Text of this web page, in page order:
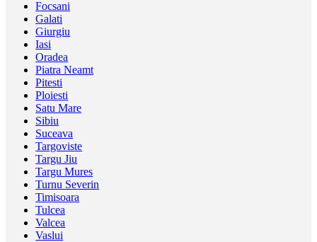
Focsani
Galati
Giurgiu
Iasi
Oradea
Piatra Neamt
Pitesti
Ploiesti
Satu Mare
Sibiu
Suceava
Targoviste
Targu Jiu
Targu Mures
Turnu Severin
Timisoara
Tulcea
Valcea
Vaslui